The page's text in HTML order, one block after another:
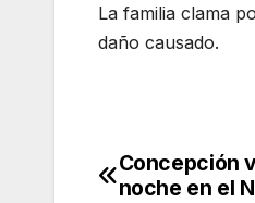
La familia clama
daño causado.
Concepción
noche en el